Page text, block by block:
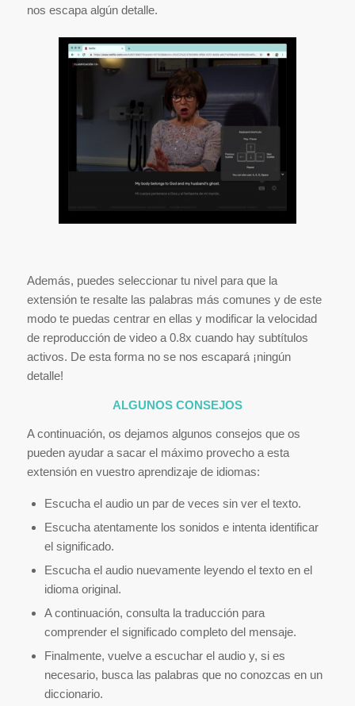
nos escapa algún detalle.
Además, puedes seleccionar tu nivel para que la
extensión te resalte las palabras más comunes y de este
modo te puedas centrar en ellas y modificar la velocidad
de reproducción de video a 0.8x cuando hay subtítulos
activos. De esta forma no se nos escapará ¡ningún
detalle!
ALGUNOS CONSEJOS
A continuación, os dejamos algunos consejos que os
pueden ayudar a sacar el máximo provecho a esta
extensión en vuestro aprendizaje de idiomas:
Escucha el audio un par de veces sin ver el texto.
Escucha atentamente los sonidos e intenta identificar
el significado.
Escucha el audio nuevamente leyendo el texto en el
idioma original.
A continuación, consulta la traducción para
comprender el significado completo del mensaje.
Finalmente, vuelve a escuchar el audio y, si es
necesario, busca las palabras que no conozcas en un
diccionario.